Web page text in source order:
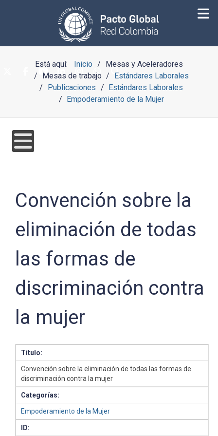
Está aquí: Inicio
Mesas y Aceleradores
Mesas de trabajo
Estándares Laborales
Publicaciones
Estándares Laborales
Empoderamiento de la Mujer
Convención sobre la
eliminación de todas
las formas de
discriminación contra
la mujer
Título:
Convención sobre la eliminación de todas las formas de
discriminación contra la mujer
Categorías:
Empoderamiento de la Mujer
ID: